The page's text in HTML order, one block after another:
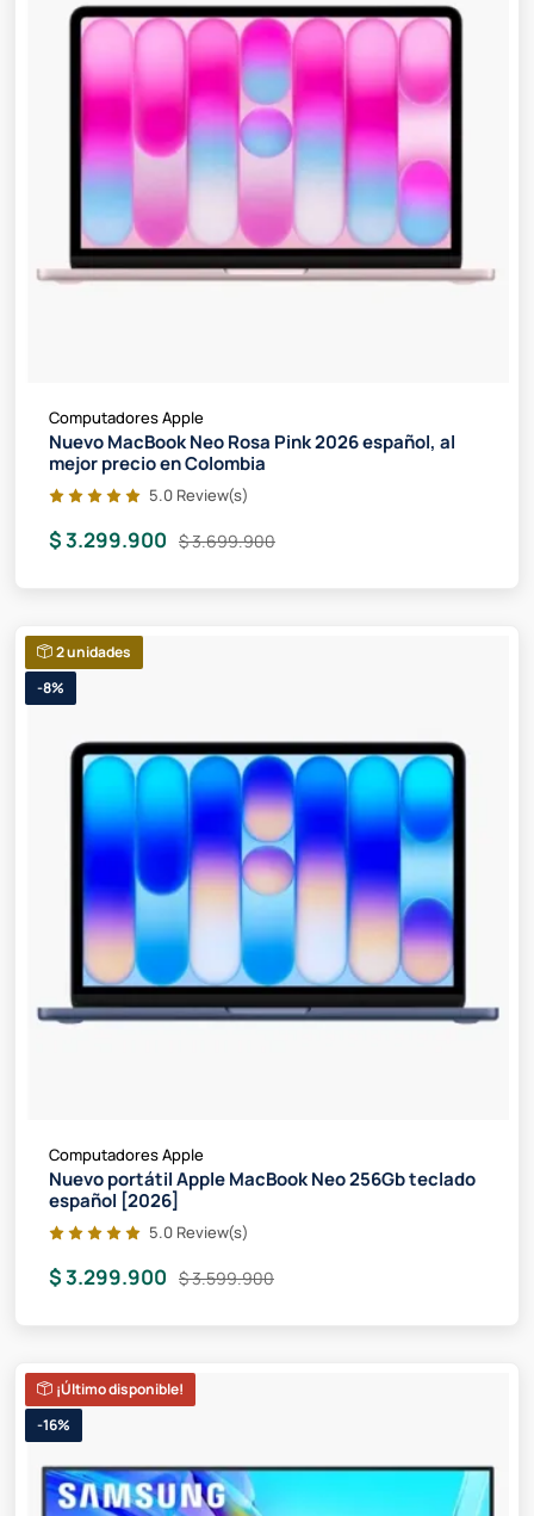
Computadores Apple
Nuevo MacBook Neo Rosa Pink 2026 español, al
mejor precio en Colombia
5.0 Review(s)
$ 3.299.900 $ 3.699.900
2 unidades
-8%
Computadores Apple
Nuevo portátil Apple MacBook Neo 256Gb teclado
español [2026]
5.0 Review(s)
$ 3.299.900 $ 3.599.900
¡Último disponible!
-16%